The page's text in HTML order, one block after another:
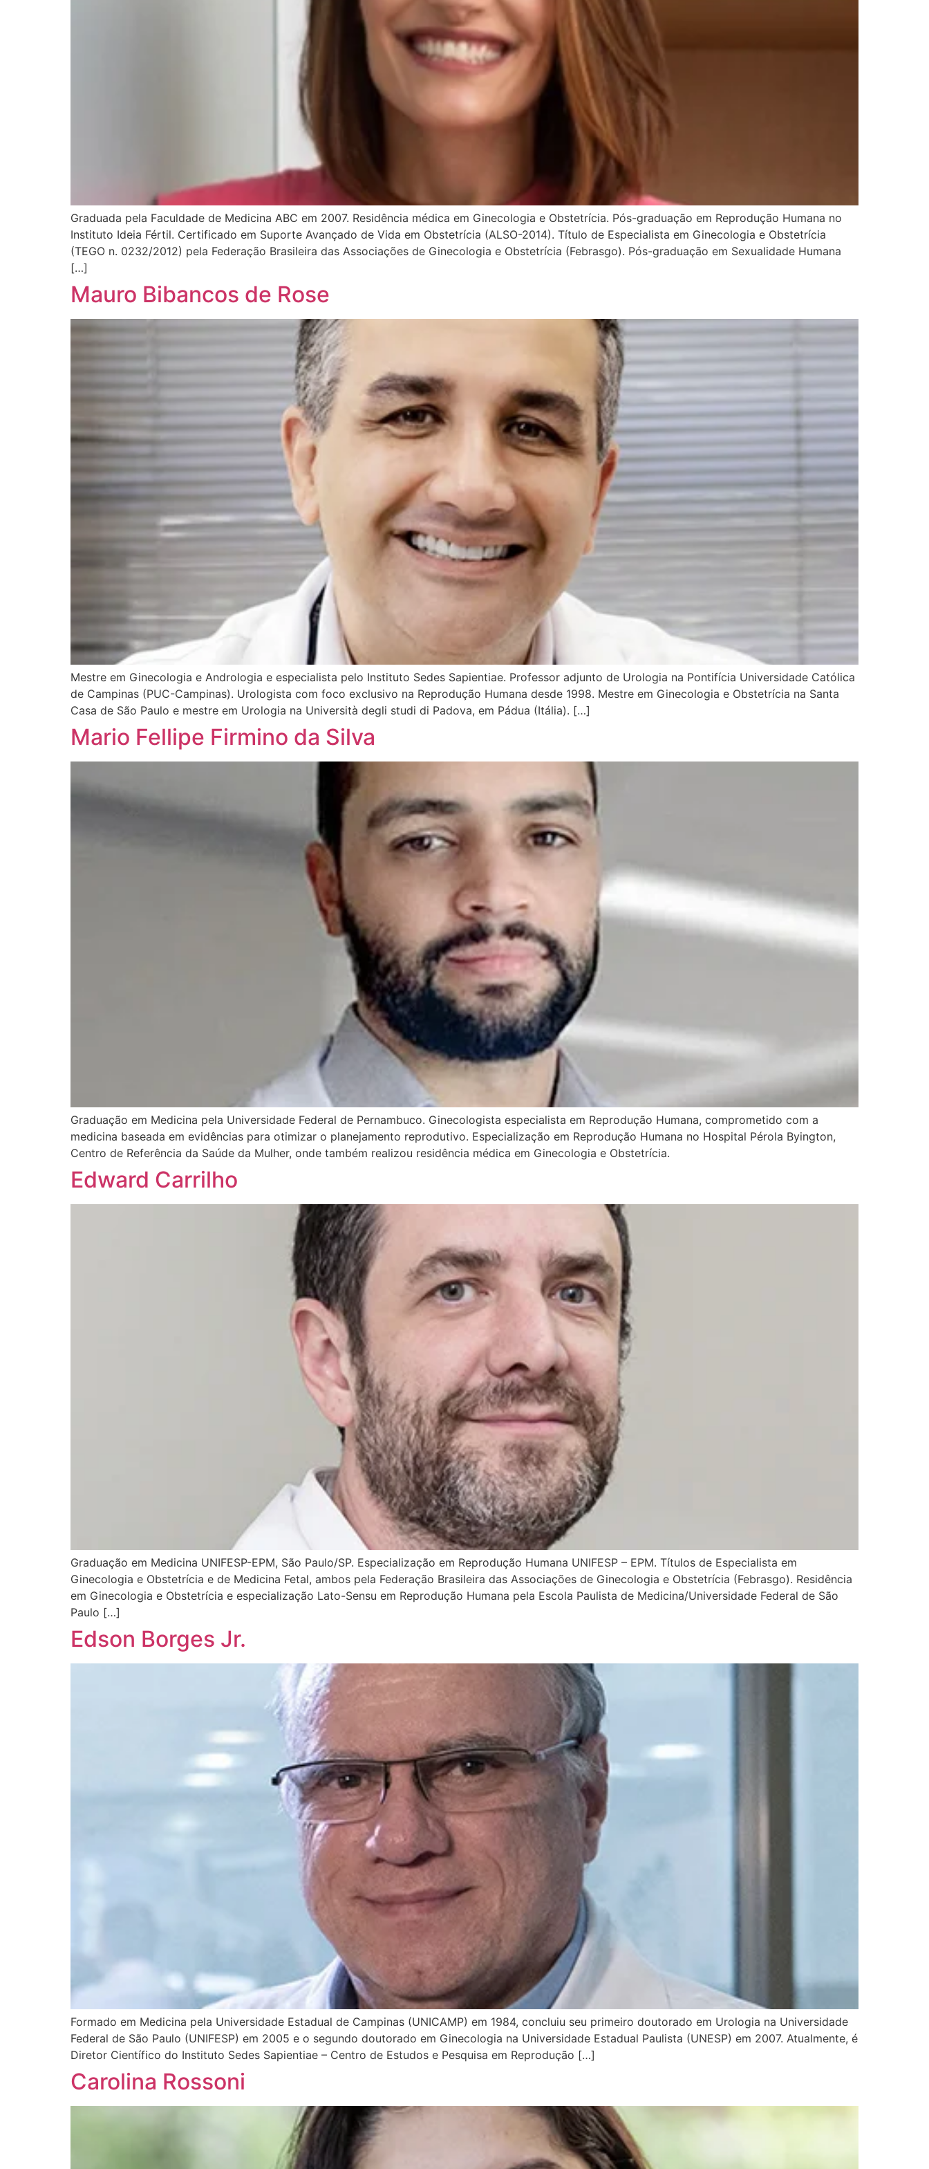
Graduada pela Faculdade de Medicina ABC em 2007. Residência médica em Ginecologia e Obstetrícia. Pós-graduação em Reprodução Humana no
Instituto Ideia Fértil. Certificado em Suporte Avançado de Vida em Obstetrícia (ALSO-2014). Título de Especialista em Ginecologia e Obstetrícia
(TEGO n. 0232/2012) pela Federação Brasileira das Associações de Ginecologia e Obstetrícia (Febrasgo). Pós-graduação em Sexualidade Humana
[…]
Mauro Bibancos de Rose
Mestre em Ginecologia e Andrologia e especialista pelo Instituto Sedes Sapientiae. Professor adjunto de Urologia na Pontifícia Universidade Católica
de Campinas (PUC-Campinas). Urologista com foco exclusivo na Reprodução Humana desde 1998. Mestre em Ginecologia e Obstetrícia na Santa
Casa de São Paulo e mestre em Urologia na Università degli studi di Padova, em Pádua (Itália). […]
Mario Fellipe Firmino da Silva
Graduação em Medicina pela Universidade Federal de Pernambuco. Ginecologista especialista em Reprodução Humana, comprometido com a
medicina baseada em evidências para otimizar o planejamento reprodutivo. Especialização em Reprodução Humana no Hospital Pérola Byington,
Centro de Referência da Saúde da Mulher, onde também realizou residência médica em Ginecologia e Obstetrícia.
Edward Carrilho
Graduação em Medicina UNIFESP-EPM, São Paulo/SP. Especialização em Reprodução Humana UNIFESP – EPM. Títulos de Especialista em
Ginecologia e Obstetrícia e de Medicina Fetal, ambos pela Federação Brasileira das Associações de Ginecologia e Obstetrícia (Febrasgo). Residência
em Ginecologia e Obstetrícia e especialização Lato-Sensu em Reprodução Humana pela Escola Paulista de Medicina/Universidade Federal de São
Paulo […]
Edson Borges Jr.
Formado em Medicina pela Universidade Estadual de Campinas (UNICAMP) em 1984, concluiu seu primeiro doutorado em Urologia na Universidade
Federal de São Paulo (UNIFESP) em 2005 e o segundo doutorado em Ginecologia na Universidade Estadual Paulista (UNESP) em 2007. Atualmente, é
Diretor Científico do Instituto Sedes Sapientiae – Centro de Estudos e Pesquisa em Reprodução […]
Carolina Rossoni